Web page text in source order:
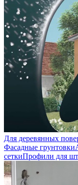
Для деревянных
Фасадные грунтовки
сеткиПрофили для